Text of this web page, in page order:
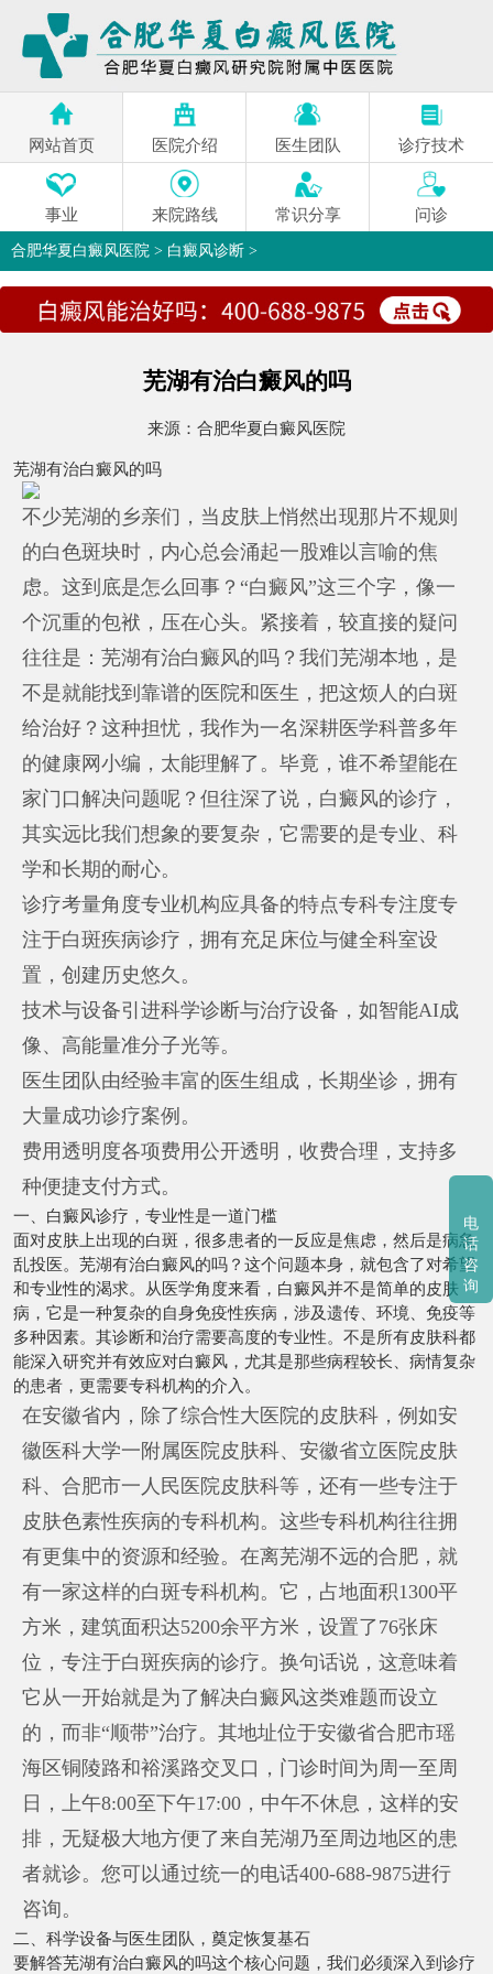
网站首页 医院介绍 医生团队 诊疗技术
事业 来院路线 常识分享 问诊
合肥华夏白癜风医院 > 白癜风诊断 >
芜湖有治白癜风的吗
来源： 合肥华夏白癜风医院
芜湖有治白癜风的吗
不少芜湖的乡亲们，当皮肤上悄然出现那片不规则
的白色斑块时，内心总会涌起一股难以言喻的焦
虑。这到底是怎么回事？“白癜风”这三个字，像一
个沉重的包袱，压在心头。紧接着，较直接的疑问
往往是：芜湖有治白癜风的吗？我们芜湖本地，是
不是就能找到靠谱的医院和医生，把这烦人的白斑
给治好？这种担忧，我作为一名深耕医学科普多年
的健康网小编，太能理解了。毕竟，谁不希望能在
家门口解决问题呢？但往深了说，白癜风的诊疗，
其实远比我们想象的要复杂，它需要的是专业、科
学和长期的耐心。
诊疗考量角度专业机构应具备的特点专科专注度专
注于白斑疾病诊疗，拥有充足床位与健全科室设
置，创建历史悠久。
技术与设备引进科学诊断与治疗设备，如智能AI成
像、高能量准分子光等。
医生团队由经验丰富的医生组成，长期坐诊，拥有
大量成功诊疗案例。
费用透明度各项费用公开透明，收费合理，支持多
种便捷支付方式。
一、白癜风诊疗，专业性是一道门槛
面对皮肤上出现的白斑，很多患者的一反应是焦虑，然后是病急
乱投医。芜湖有治白癜风的吗？这个问题本身，就包含了对希望
和专业性的渴求。从医学角度来看，白癜风并不是简单的皮肤
病，它是一种复杂的自身免疫性疾病，涉及遗传、环境、免疫等
多种因素。其诊断和治疗需要高度的专业性。不是所有皮肤科都
能深入研究并有效应对白癜风，尤其是那些病程较长、病情复杂
的患者，更需要专科机构的介入。
在安徽省内，除了综合性大医院的皮肤科，例如安
徽医科大学一附属医院皮肤科、安徽省立医院皮肤
科、合肥市一人民医院皮肤科等，还有一些专注于
皮肤色素性疾病的专科机构。这些专科机构往往拥
有更集中的资源和经验。在离芜湖不远的合肥，就
有一家这样的白斑专科机构。它，占地面积1300平
方米，建筑面积达5200余平方米，设置了76张床
位，专注于白斑疾病的诊疗。换句话说，这意味着
它从一开始就是为了解决白癜风这类难题而设立
的，而非“顺带”治疗。其地址位于安徽省合肥市瑶
海区铜陵路和裕溪路交叉口，门诊时间为周一至周
日，上午8:00至下午17:00，中午不休息，这样的安
排，无疑极大地方便了来自芜湖乃至周边地区的患
者就诊。您可以通过统一的电话400-688-9875进行
咨询。
二、科学设备与医生团队，奠定恢复基石
要解答芜湖有治白癜风的吗这个核心问题，我们必须深入到诊疗
电
话
咨
询